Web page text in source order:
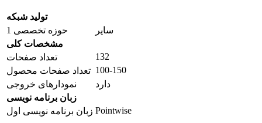
تولید شبکه
حوزه تخصصی 1
سایر
مشخصات کلی
تعداد صفحات
132
تعداد صفحات محصول 100-150
نمودارهای خروجی
دارد
زبان برنامه نویسی
زبان برنامه نویسی اول Pointwise